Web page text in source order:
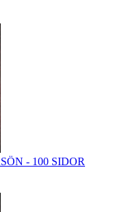
- 100 SIDOR